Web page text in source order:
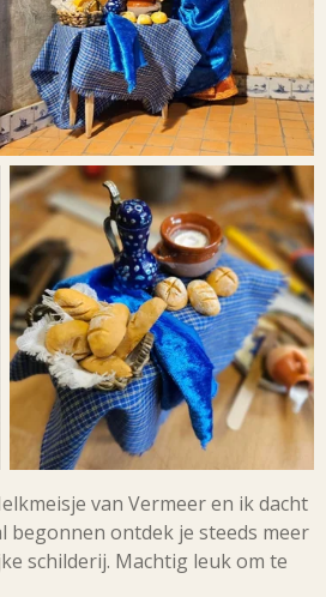
van Vermeer en ik dacht
begonnen ontdek je steeds meer
schilderij. Machtig leuk om te